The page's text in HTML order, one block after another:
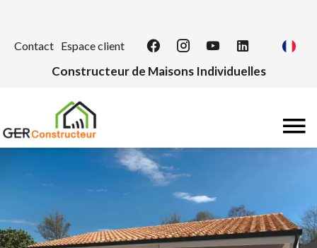
Contact Espace client
Constructeur de Maisons Individuelles